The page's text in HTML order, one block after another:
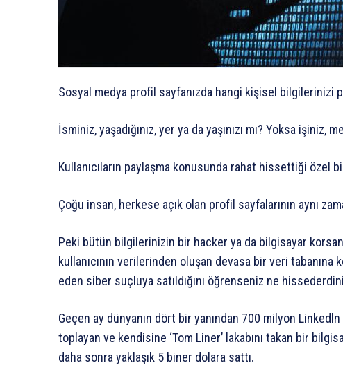
Sosyal medya profil sayfanızda hangi kişisel bilgilerinizi
İsminiz, yaşadığınız, yer ya da yaşınızı mı? Yoksa işiniz,
Kullanıcıların paylaşma konusunda rahat hissettiği özel
Çoğu insan, herkese açık olan profil sayfalarının aynı
Peki bütün bilgilerinizin bir hacker ya da bilgisayar
kullanıcının verilerinden oluşan devasa bir veri tabanına
eden siber suçluya satıldığını öğrenseniz ne
Geçen ay dünyanın dört bir yanından 700 milyon Linkedln
toplayan ve kendisine ‘Tom Liner’ lakabını takan bir
daha sonra yaklaşık 5 biner dolara sattı.